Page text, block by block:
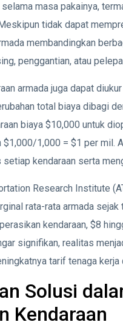
masa pakainya,
tidak dapat
membandingkan
penggantian, atau
armada juga dapat
total biaya dibagi
biaya $10,000 untuk
$1,000/1,000 = $1 per mil.
kendaraan serta
Research Institute
rata-rata armada
kendaraan, $8
signifikan, realitas
tarif tenaga kerja
Solusi
Kendaraan